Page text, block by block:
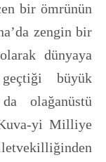
bir ömrünün
zengin bir
dünyaya
büyük
olağanüstü
Kuva-yi Milliye